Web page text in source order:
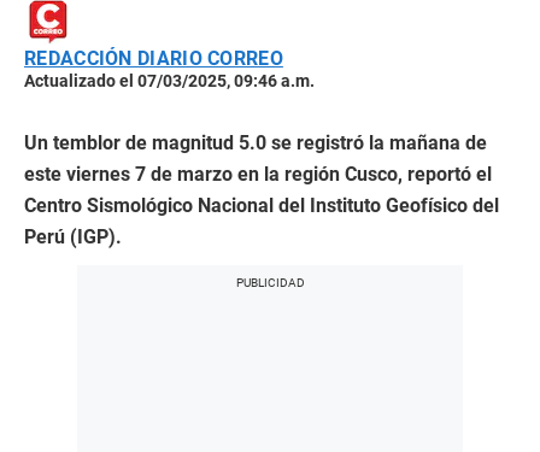
REDACCIÓN DIARIO CORREO
Actualizado el 07/03/2025, 09:46 a.m.
Un temblor de magnitud 5.0 se registró la mañana de
este viernes 7 de marzo en la región Cusco, reportó el
Centro Sismológico Nacional del Instituto Geofísico del
Perú (IGP).